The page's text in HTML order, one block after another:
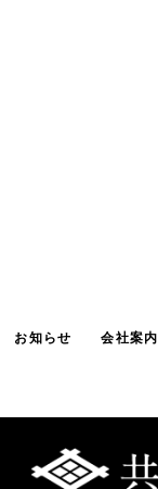
お知らせ 会社案内